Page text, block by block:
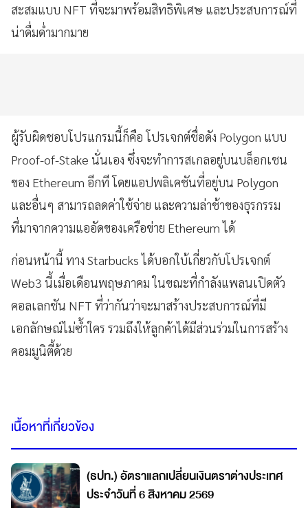
สะสมแบบ NFT ที่จะมาพร้อมสิทธิพิเศษ และประสบการณ์ที่
น่าดื่มด่ำมากมาย
ผู้รับผิดชอบโปรแกรมนี้ก็คือ โปรเจกต์ชื่อดัง Polygon แบบ
Proof-of-Stake นั่นเอง ซึ่งจะทำการสเกลอยู่บนบล็อกเชน
ของ Ethereum อีกที โดยแอปพลิเคชันที่อยู่บน Polygon
และอื่นๆ สามารถลดค่าใช้จ่าย และความล่าช้าของธุรกรรม
ที่มาจากความแออัดของเครือข่าย Ethereum ได้
ก่อนหน้านี้ ทาง Starbucks ได้บอกใบ้เกี่ยวกับโปรเจกต์
Web3 นี้เมื่อเดือนพฤษภาคม ในขณะที่กำลังแพลนเปิดตัว
คอลเลกชัน NFT ที่ว่ากันว่าจะมาสร้างประสบการณ์ที่มี
เอกลักษณ์ไม่ซ้ำใคร รวมถึงให้ลูกค้าได้มีส่วนร่วมในการสร้าง
คอมมูนิตี้ด้วย
เนื้อหาที่เกี่ยวข้อง
(ธปท.) อัตราแลกเปลี่ยนเงินตราต่างประเทศ
ประจำวันที่ 6 สิงหาคม 2569